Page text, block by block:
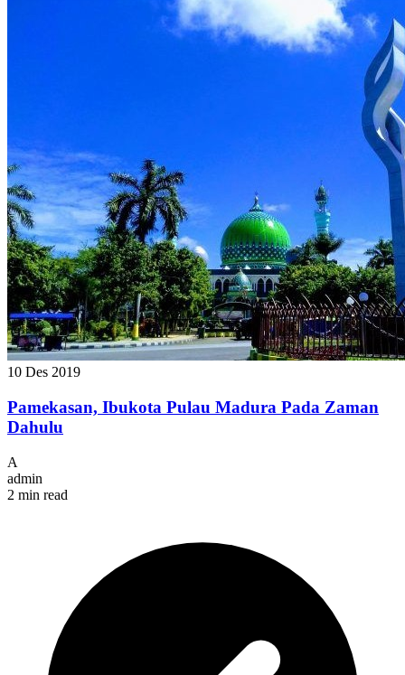
10 Des 2019
Pamekasan, Ibukota Pulau Madura Pada Zaman
Dahulu
A
admin
2 min read